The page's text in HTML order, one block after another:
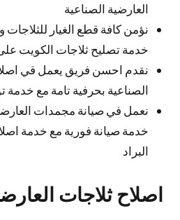
العارضية الصناعية
نؤمن كافة قطع الغيار
خدمة تصليح ثلاجات الكويت على مدار
نقدم احسن فريق يعمل قي
الصناعية بحرفية تامة مع خدمة
نعمل في صيانة مجمدات
خدمة صيانة فورية مع خدمة
البراد
اصلاح ثلاجات